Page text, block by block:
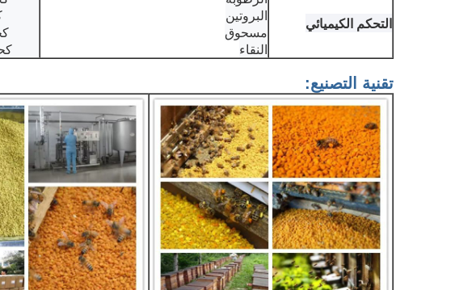
التحكم الكيميائي
البروتين
مسحوق
النقاء
تقنية التصنيع: